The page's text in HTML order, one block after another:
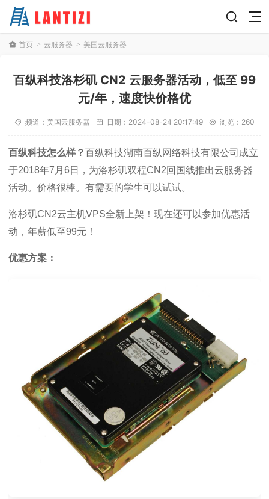
首页 > 云服务器 > 美国云服务器
百纵科技洛杉矶 CN2 云服务器活动，低至 99
元/年，速度快价格优
频道： 美国云服务器 日期： 2024-08-24 20:17:49 浏览：260
百纵科技怎么样？百纵科技湖南百纵网络科技有限公司成立
于2018年7月6日，为洛杉矶双程CN2回国线推出云服务器
活动。价格很棒。有需要的学生可以试试。
洛杉矶CN2云主机VPS全新上架！现在还可以参加优惠活
动，年薪低至99元！
优惠方案：